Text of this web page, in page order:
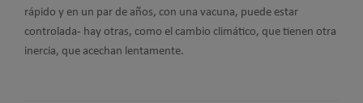
rápido y en un par de años, con una vacuna, puede estar
controlada- hay otras, como el cambio climático, que tienen otra
inercia, que acechan lentamente.